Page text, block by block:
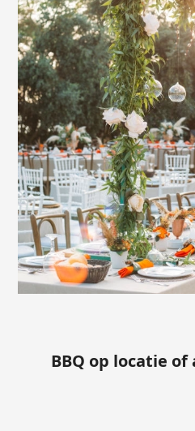
BBQ op locatie of